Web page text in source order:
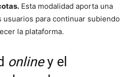
Esta modalidad aporta una
usuarios para continuar subiendo
la plataforma.
onliney el